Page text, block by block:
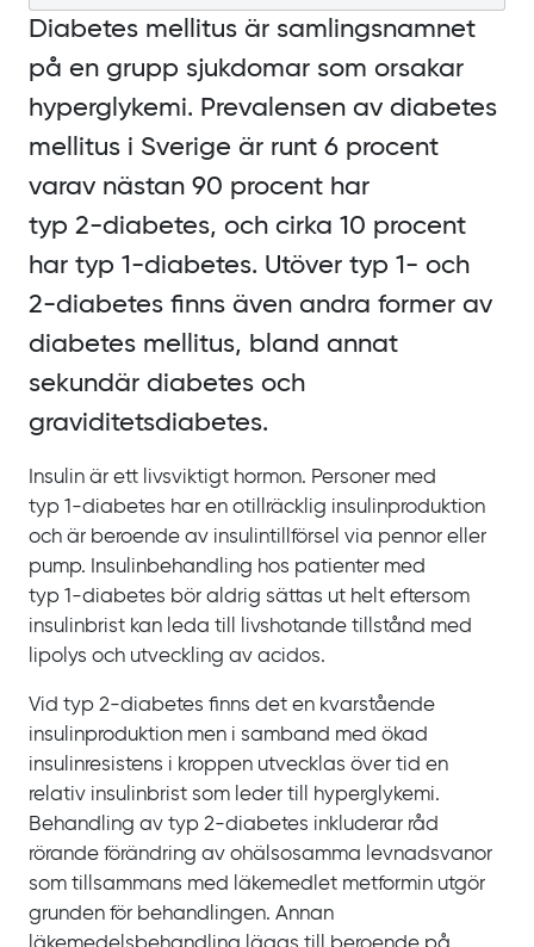
Diabetes mellitus är samlingsnamnet
på en grupp sjukdomar som orsakar
hyperglykemi. Prevalensen av diabetes
mellitus i Sverige är runt 6 procent
varav nästan 90 procent har
typ 2‍-‍diabetes, och cirka 10 procent
har typ 1‍-‍diabetes. Utöver typ 1- och
2‍-‍diabetes finns även andra former av
diabetes mellitus, bland annat
sekundär diabetes och
graviditetsdiabetes.
Insulin är ett livsviktigt hormon. Personer med
typ 1‍-‍diabetes har en otillräcklig insulinproduktion
och är beroende av insulintillförsel via pennor eller
pump. Insulinbehandling hos patienter med
typ 1‍-‍diabetes bör aldrig sättas ut helt eftersom
insulinbrist kan leda till livshotande tillstånd med
lipolys och utveckling av acidos.
Vid typ 2‍-‍diabetes finns det en kvarstående
insulinproduktion men i samband med ökad
insulinresistens i kroppen utvecklas över tid en
relativ insulinbrist som leder till hyperglykemi.
Behandling av typ 2‍-‍diabetes inkluderar råd
rörande förändring av ohälsosamma levnadsvanor
som tillsammans med läkemedlet metformin utgör
grunden för behandlingen. Annan